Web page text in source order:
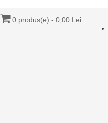
0 produs(e) - 0,00 Lei